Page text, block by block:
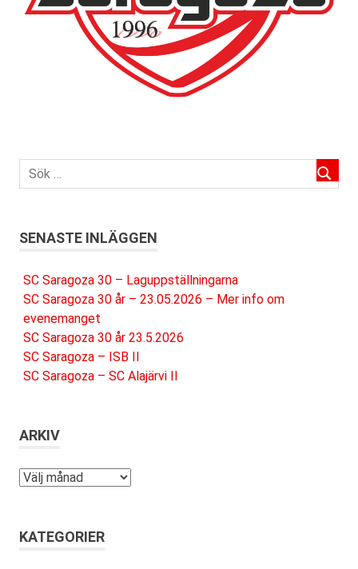
SENASTE INLÄGGEN
SC Saragoza 30 – Laguppställningarna
SC Saragoza 30 år – 23.05.2026 – Mer info om
evenemanget
SC Saragoza 30 år 23.5.2026
SC Saragoza – ISB II
SC Saragoza – SC Alajärvi II
ARKIV
Arkiv
KATEGORIER